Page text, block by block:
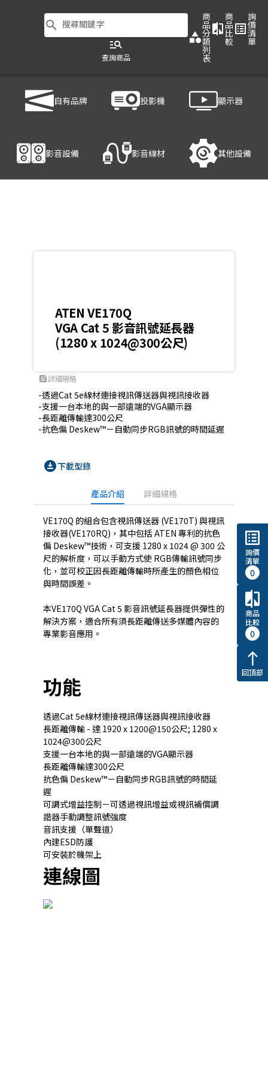
search 搜尋關鍵字
manage_search
查詢商品
category
商
品
分
類
列
表
compare
商
品
比
較
list_alt
詢
價
清
單
自有品牌 投影機 顯示器
影音設備 影音線材 其他設備
產品細節
ATEN VE170Q
VGA Cat 5 影音訊號延長器
(1280 x 1024@300公尺)
feed詳細規格
-透過Cat 5e線材連接視訊傳送器與視訊接收器
-支援一台本地的與一部遠端的VGA顯示器
-長距離傳輸達300公尺
-抗色偏 Deskew™－自動同步RGB訊號的時間延遲
download_for_offline下載型錄
產品介紹 詳細規格
VE170Q 的組合包含視訊傳送器 (VE170T) 與視訊
接收器(VE170RQ)，其中包括 ATEN 專利的抗色
偏 Deskew™技術，可支援 1280 x 1024 @ 300 公
尺的解析度，可以手動方式使 RGB傳輸訊號同步
化，並可校正因長距離傳輸時所產生的顏色相位
與時間誤差。
本VE170Q VGA Cat 5 影音訊號延長器提供彈性的
解決方案，適合所有須長距離傳送多媒體內容的
專業影音應用。
功能
透過Cat 5e線材連接視訊傳送器與視訊接收器
長距離傳輸 - 達 1920 x 1200@150公尺; 1280 x
1024@300公尺
支援一台本地的與一部遠端的VGA顯示器
長距離傳輸達300公尺
抗色偏 Deskew™－自動同步RGB訊號的時間延
遲
可調式增益控制－可透過視訊增益或視訊補償調
諧器手動調整訊號強度
音訊支援（單聲道）
內建ESD防護
可安裝於機架上
連線圖
list_alt
詢價
清單
0
compare
商品
比較
0
north
回頂部